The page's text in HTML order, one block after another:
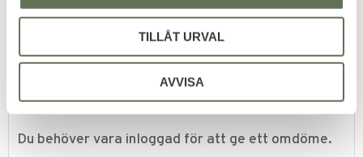
TILLÅT URVAL
AVVISA
Omdömen